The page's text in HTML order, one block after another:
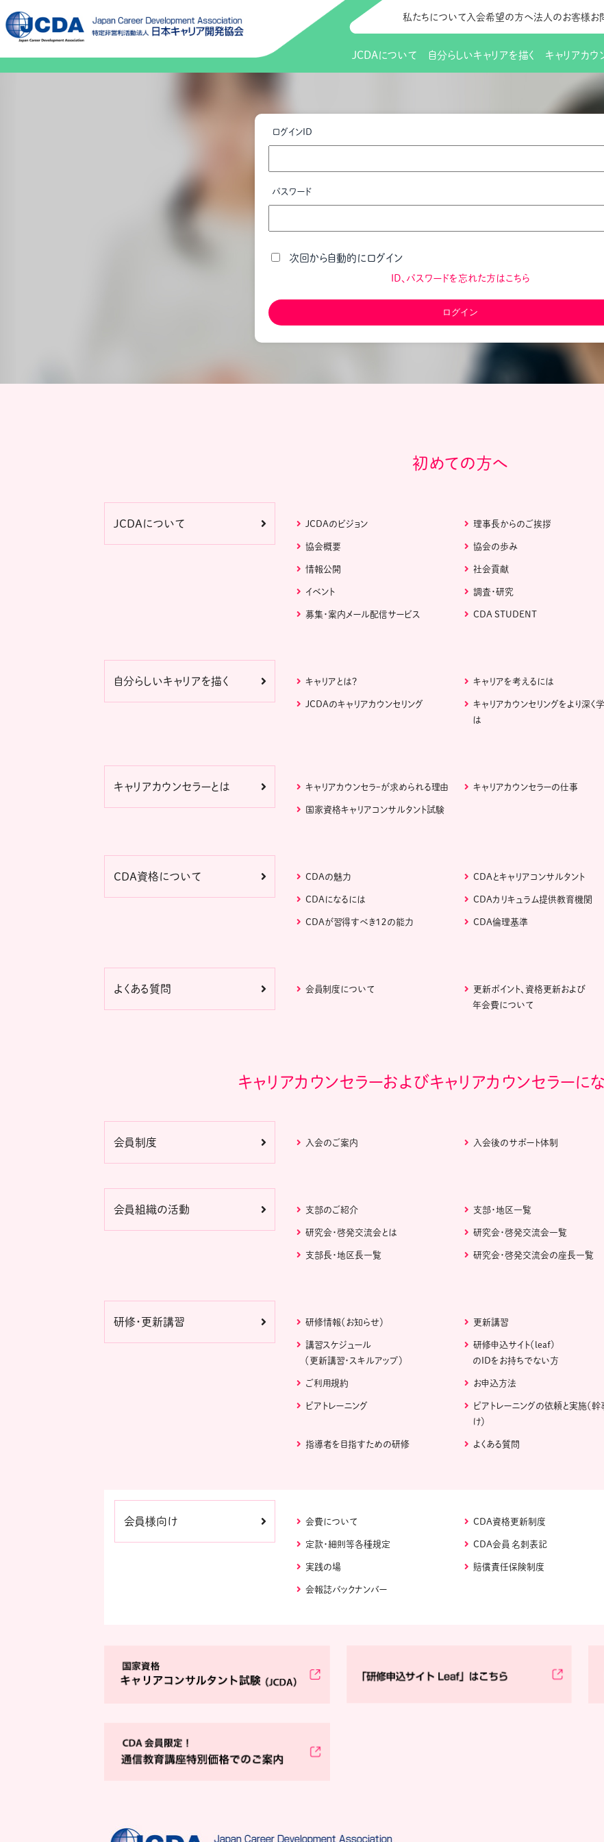
私たちについて 入会希望の方へ法人のお客様お
JCDAについて
理事長か
イベント 調査・研究
キャリア支援サービス 募集・案
自分らしいキャリアを描く キャリアカウ
会員向けサ
会費について CDA資格
定款・細則等各種規定 CDA会員
会報誌バックナンバー
支部・地区
支部長・地区長一覧 研究会・
更新講習
指導者を目指すための研修
ログインID
パスワード
次回から自動的にログイン
ID、パスワードを忘れた方はこちら
初めての方へ
JCDAについて JCDAのビジョン 理事長からのご挨拶
協会概要 協会の歩み
情報公開 社会貢献
イベント 調査・研究
募集・案内メール配信サービス CDA STUDENT
自分らしいキャリアを描く キャリアとは？ キャリアを考えるには
JCDAのキャリアカウンセリング
キャリアカウンセリングをより深く
は
キャリアカウンセラーとは キャリアカウンセラｰが求められる理由 キャリアカウンセラーの仕事
国家資格キャリアコンサルタント試験
CDA資格について CDAの魅力 CDAとキャリアコンサルタント
CDAになるには CDAカリキュラム提供教育機関
CDAが習得すべき１２の能力 CDA倫理基準
よくある質問 会員制度について
更新ポイント、資格更新および
年会費について
キャリアカウンセラーおよびキャリアカウンセラーに
会員制度 入会のご案内 入会後のサポート体制
会員組織の活動 支部のご紹介 支部・地区一覧
研究会・啓発交流会とは 研究会・啓発交流会一覧
支部長・地区長一覧 研究会・啓発交流会の座長一覧
研修・更新講習 研修情報（お知らせ） 更新講習
講習スケジュール
（更新講習・スキルアップ）
研修申込サイト（leaf)
のIDをお持ちでない方
ご利用規約 お申込方法
ピアトレーニング
ピアトレーニングの依頼と実施（
け）
指導者を目指すための研修 よくある質問
会員様向け 会費について CDA資格更新制度
定款・細則等各種規定 CDA会員 名刺表記
実践の場 賠償責任保険制度
会報誌バックナンバー